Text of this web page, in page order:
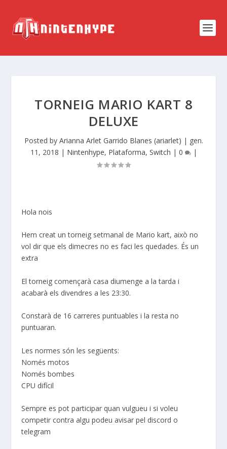
TORNEIG MARIO KART 8
DELUXE
Posted by Arianna Arlet Garrido Blanes (ariarlet) | gen.
11, 2018 | Nintenhype, Plataforma, Switch | 0 |
Hola nois
Hem creat un torneig setmanal de Mario kart, això no
vol dir que els dimecres no es faci les quedades. És un
extra
El torneig començarà casa diumenge a la tarda i
acabarà els divendres a les 23:30.
Constarà de 16 carreres puntuables i la resta no
puntuaran.
Les normes són les següents:
Només motos
Només bombes
CPU difícil
Sempre es pot participar quan vulgueu i si voleu
competir contra algu podeu avisar pel discord o
telegram